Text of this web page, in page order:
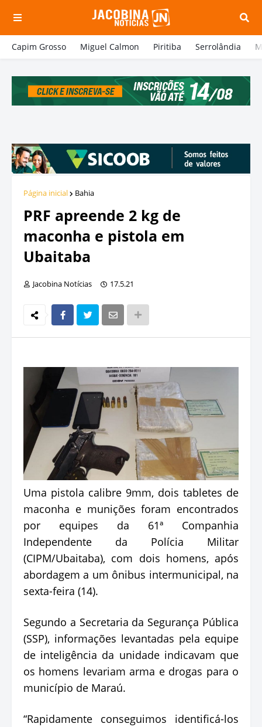
Capim Grosso Miguel Calmon Piritiba Serrolândia
Página inicial Bahia
PRF apreende 2 kg de
maconha e pistola em
Ubaitaba
Jacobina Notícias 17.5.21
Uma pistola calibre 9mm, dois tabletes de
maconha e munições foram encontrados
por equipes da 61ª Companhia
Independente da Polícia Militar
(CIPM/Ubaitaba), com dois homens, após
abordagem a um ônibus intermunicipal, na
sexta-feira (14).
Segundo a Secretaria da Segurança Pública
(SSP), informações levantadas pela equipe
de inteligência da unidade indicavam que
os homens levariam arma e drogas para o
município de Maraú.
“Rapidamente conseguimos identificá-los